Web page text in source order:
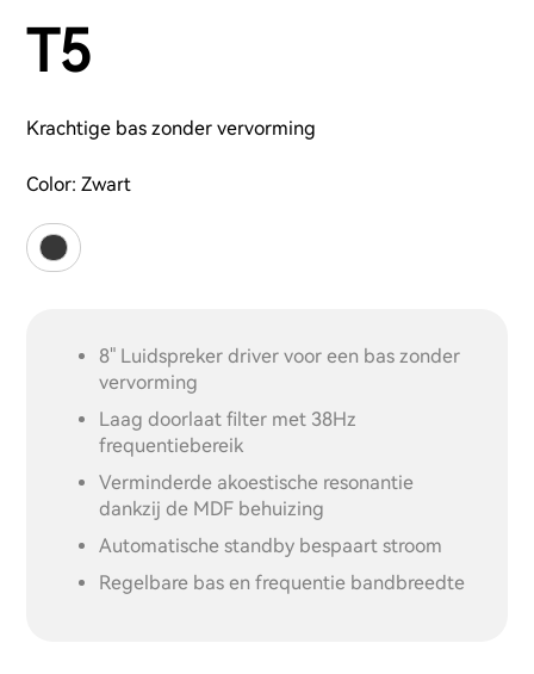
T5
Krachtige bas zonder vervorming
Color: Zwart
8" Luidspreker driver voor een bas zonder
vervorming
Laag doorlaat filter met 38Hz
frequentiebereik
Verminderde akoestische resonantie
dankzij de MDF behuizing
Automatische standby bespaart stroom
Regelbare bas en frequentie bandbreedte